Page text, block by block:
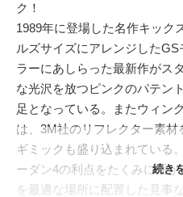
ク！
1989年に登場した名作キック
ルズサイズにアレンジした
ラーにあしらった最新作がス
な光沢を放つピンクのパテン
足となっている。またウィン
は、3M社のリフレクター素
ギミックも盛り込まれている
ーダン4の利点をたくみに活
を最適な場所に配置した見事
続き